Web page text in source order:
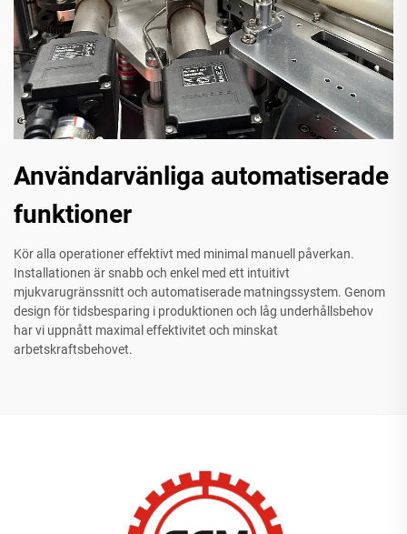
Användarvänliga automatiserade
funktioner
Kör alla operationer effektivt med minimal manuell påverkan.
Installationen är snabb och enkel med ett intuitivt
mjukvarugränssnitt och automatiserade matningssystem. Genom
design för tidsbesparing i produktionen och låg underhållsbehov
har vi uppnått maximal effektivitet och minskat
arbetskraftsbehovet.